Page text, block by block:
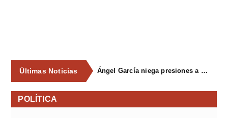
Últimas Noticias Ángel García niega presiones a comercios y asegura que el Ayuntamiento cumple "de manera muy rigurosa" la Ley de Contratos
POLÍTICA